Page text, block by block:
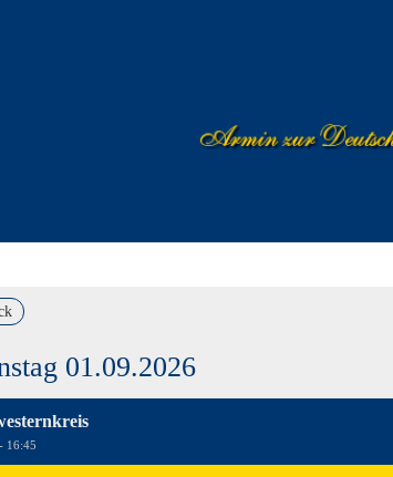
01.09.2026
16:45